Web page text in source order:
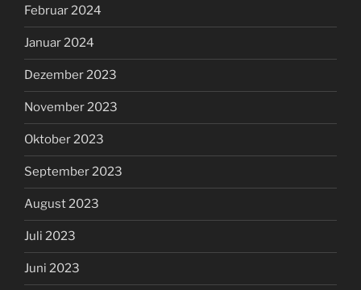
Februar 2024
Januar 2024
Dezember 2023
November 2023
Oktober 2023
September 2023
August 2023
Juli 2023
Juni 2023